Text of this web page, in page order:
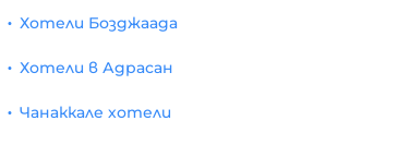
Хотели Бозджаада
Хотели в Адрасан
Чанаккале хотели